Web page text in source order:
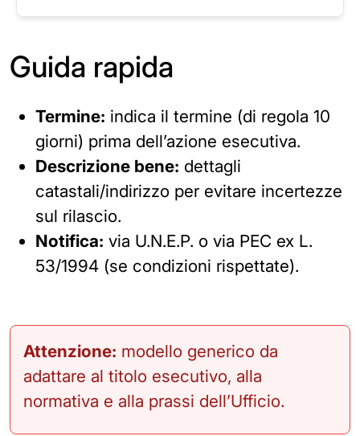
Guida rapida
Termine: indica il termine (di regola 10
giorni) prima dell’azione esecutiva.
Descrizione bene: dettagli
catastali/indirizzo per evitare incertezze
sul rilascio.
Notifica: via U.N.E.P. o via PEC ex L.
53/1994 (se condizioni rispettate).
Attenzione: modello generico da
adattare al titolo esecutivo, alla
normativa e alla prassi dell’Ufficio.